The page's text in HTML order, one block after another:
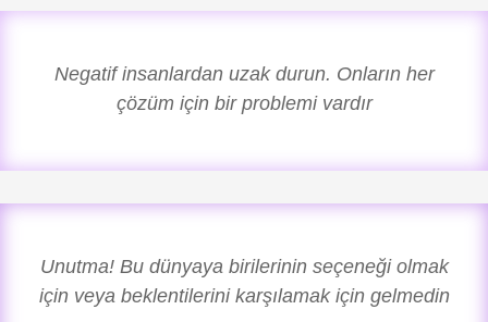
Negatif insanlardan uzak durun. Onların her
çözüm için bir problemi vardır
Unutma! Bu dünyaya birilerinin seçeneği olmak
için veya beklentilerini karşılamak için gelmedin